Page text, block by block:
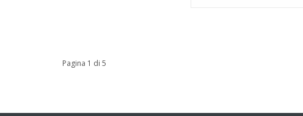
Pagina 1 di 5